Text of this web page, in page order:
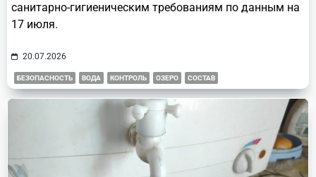
санитарно-гигиеническим требованиям по данным на
17 июля.
20.07.2026
БЕЗОПАСНОСТЬ ВОДА КОНТРОЛЬ ОЗЕРО СОСТАВ